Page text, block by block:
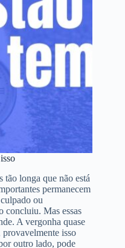
tão longa que não está
permanecem
ou
concluiu. Mas essas
A vergonha quase
isso
outro lado, pode